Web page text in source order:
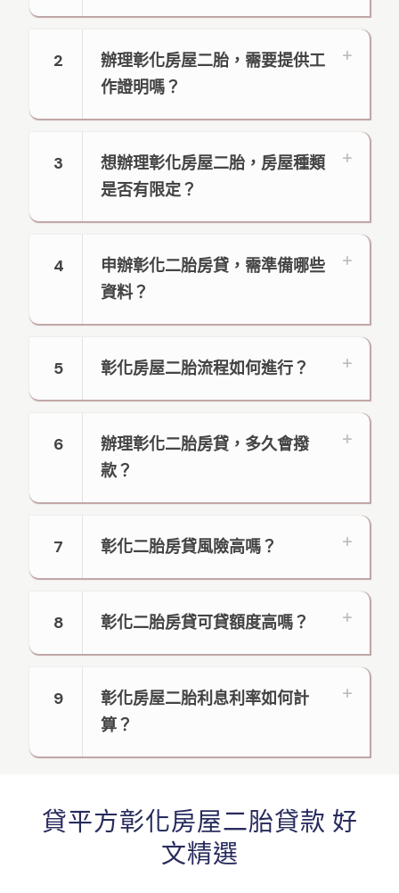
2
辦理彰化房屋二胎，需要提供工
作證明嗎？
3
想辦理彰化房屋二胎，房屋種類
是否有限定？
4
申辦彰化二胎房貸，需準備哪些
資料？
5 彰化房屋二胎流程如何進行？
6
辦理彰化二胎房貸，多久會撥
款？
7 彰化二胎房貸風險高嗎？
8 彰化二胎房貸可貸額度高嗎？
9
彰化房屋二胎利息利率如何計
算？
貸平方彰化房屋二胎貸款 好
文精選